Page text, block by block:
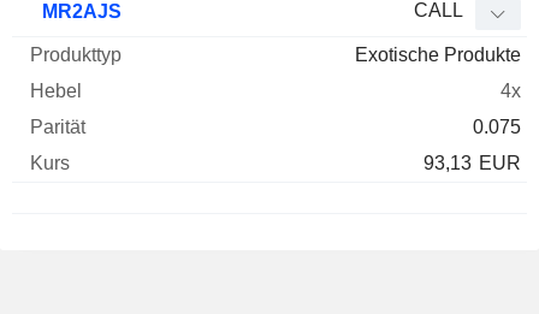
MR2AJS CALL
Exotische Produkte
4x
0.075
93,13 EUR